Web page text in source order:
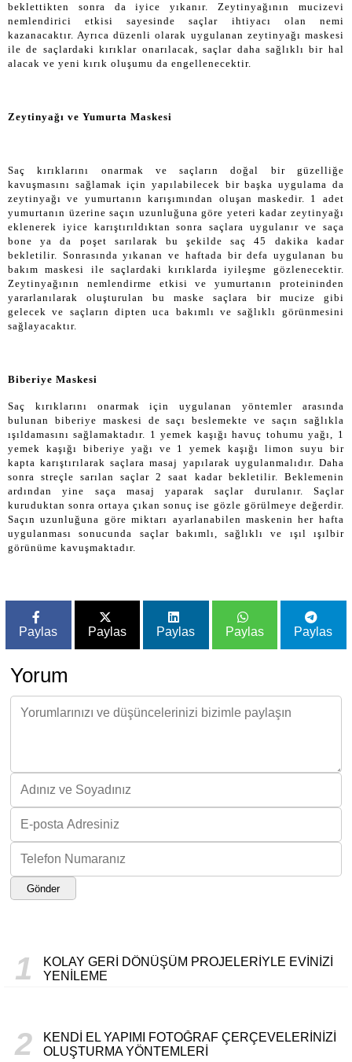
beklettikten sonra da iyice yıkanır. Zeytinyağının mucizevi
nemlendirici etkisi sayesinde saçlar ihtiyacı olan nemi
kazanacaktır. Ayrıca düzenli olarak uygulanan zeytinyağı maskesi
ile de saçlardaki kırıklar onarılacak, saçlar daha sağlıklı bir hal
alacak ve yeni kırık oluşumu da engellenecektir.
Zeytinyağı ve Yumurta Maskesi
Saç kırıklarını onarmak ve saçların doğal bir güzelliğe
kavuşmasını sağlamak için yapılabilecek bir başka uygulama da
zeytinyağı ve yumurtanın karışımından oluşan maskedir. 1 adet
yumurtanın üzerine saçın uzunluğuna göre yeteri kadar zeytinyağı
eklenerek iyice karıştırıldıktan sonra saçlara uygulanır ve saça
bone ya da poşet sarılarak bu şekilde saç 45 dakika kadar
bekletilir. Sonrasında yıkanan ve haftada bir defa uygulanan bu
bakım maskesi ile saçlardaki kırıklarda iyileşme gözlenecektir.
Zeytinyağının nemlendirme etkisi ve yumurtanın proteininden
yararlanılarak oluşturulan bu maske saçlara bir mucize gibi
gelecek ve saçların dipten uca bakımlı ve sağlıklı görünmesini
sağlayacaktır.
Biberiye Maskesi
Saç kırıklarını onarmak için uygulanan yöntemler arasında
bulunan biberiye maskesi de saçı beslemekte ve saçın sağlıkla
ışıldamasını sağlamaktadır. 1 yemek kaşığı havuç tohumu yağı, 1
yemek kaşığı biberiye yağı ve 1 yemek kaşığı limon suyu bir
kapta karıştırılarak saçlara masaj yapılarak uygulanmalıdır. Daha
sonra streçle sarılan saçlar 2 saat kadar bekletilir. Beklemenin
ardından yine saça masaj yaparak saçlar durulanır. Saçlar
kuruduktan sonra ortaya çıkan sonuç ise gözle görülmeye değerdir.
Saçın uzunluğuna göre miktarı ayarlanabilen maskenin her hafta
uygulanması sonucunda saçlar bakımlı, sağlıklı ve ışıl ışılbir
görünüme kavuşmaktadır.
Paylas Paylas Paylas Paylas Paylas
Yorum
Gönder
1
KOLAY GERI DÖNÜŞÜM PROJELERIYLE EVINIZI
YENILEME
2
KENDI EL YAPIMI FOTOĞRAF ÇERÇEVELERINIZI
OLUŞTURMA YÖNTEMLERI